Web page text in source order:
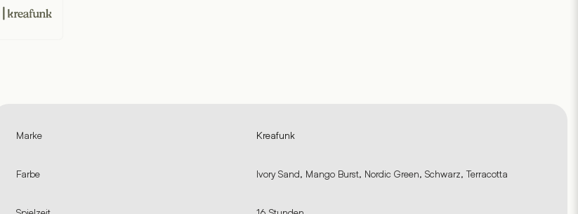
Marke Kreafunk
Farbe Ivory Sand, Mango Burst, Nordic Green, Schwarz, Terracotta